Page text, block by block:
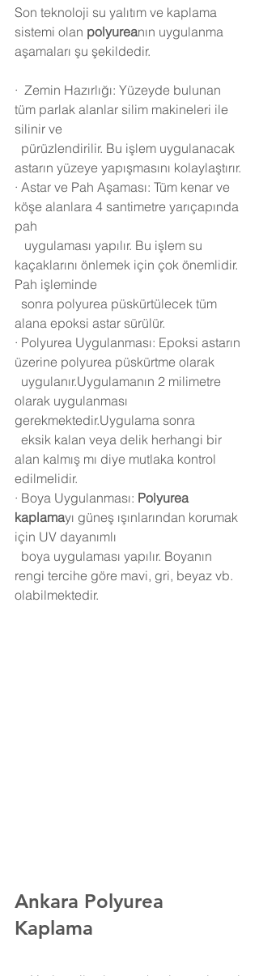
Son teknoloji su yalıtım ve kaplama
sistemi olan polyureanın uygulanma
aşamaları şu şekildedir.
· Zemin Hazırlığı: Yüzeyde bulunan
tüm parlak alanlar silim makineleri ile
silinir ve
astarın yüzeye yapışmasını kolaylaştırır.
· Astar ve Pah Aşaması: Tüm kenar ve
köşe alanlara 4 santimetre yarıçapında
pah
kaçaklarını önlemek için çok önemlidir.
Pah işleminde
alana epoksi astar sürülür.
· Polyurea Uygulanması: Epoksi astarın
üzerine polyurea püskürtme olarak
olarak uygulanması
gerekmektedir.Uygulama sonra
alan kalmış mı diye mutlaka kontrol
edilmelidir.
· Boya Uygulanması: Polyurea
kaplamayı güneş ışınlarından korumak
için UV dayanımlı
rengi tercihe göre mavi, gri, beyaz vb.
olabilmektedir.
Ankara Polyurea
Kaplama